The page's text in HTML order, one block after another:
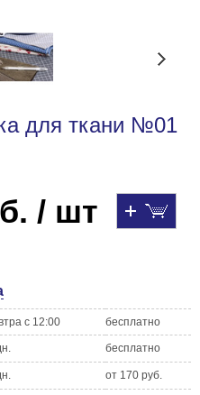
для ткани №01
/ шт
с 12:00 бесплатно
бесплатно
от 170 руб.